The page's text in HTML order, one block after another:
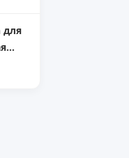
для